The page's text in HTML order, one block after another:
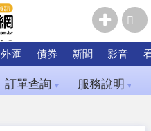
外匯 債券 新聞 影音
訂單查詢 ▼ 服務說明 ▼